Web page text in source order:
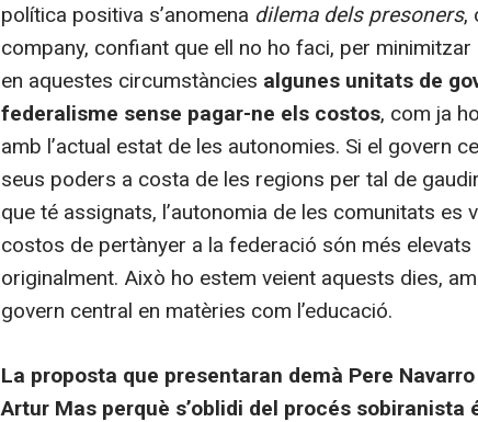
política positiva s’anomena dilema dels presoners,
company, confiant que ell no ho faci, per
en aquestes circumstàncies algunes unitats de
federalisme sense pagar-ne els costos, com ja
amb l’actual estat de les autonomies. Si el govern
seus poders a costa de les regions per tal de
que té assignats, l’autonomia de les comunitats es
costos de pertànyer a la federació són més elevats
originalment. Això ho estem veient aquests dies,
govern central en matèries com l’educació.
La proposta que presentaran demà Pere
Artur Mas perquè s’oblidi del procés sobiranista